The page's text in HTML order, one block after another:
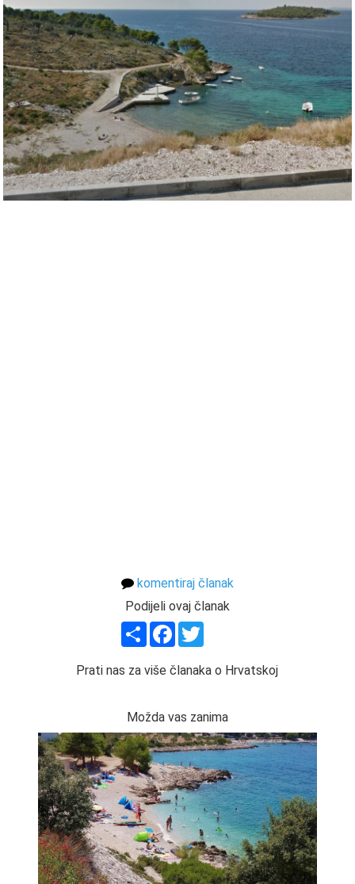
komentiraj članak
Podijeli ovaj članak
ShareFacebook
Prati nas za više članaka o Hrvatskoj
Možda vas zanima